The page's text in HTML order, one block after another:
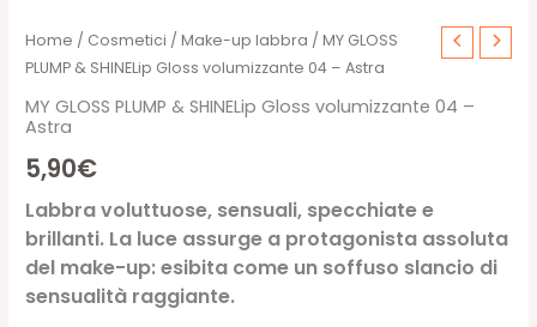
Home / Cosmetici /Make-up labbra / MY GLOSS
PLUMP & SHINELip Gloss volumizzante 04 – Astra
MY GLOSS PLUMP & SHINELip Gloss volumizzante 04 –
Astra
5,90€
Labbra voluttuose, sensuali, specchiate e
brillanti. La luce assurge a protagonista assoluta
del make-up: esibita come un soffuso slancio di
sensualità raggiante.